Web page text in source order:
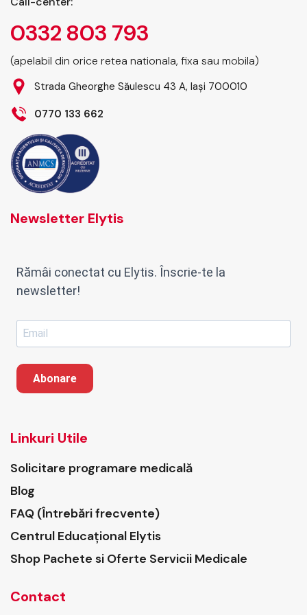
afecțiunilor oculare la
copii. De ce sunt
controalele
oftalmologice…
0332 803 793
(apelabil din orice retea nationala, fixa sau mobila)
Strada Gheorghe Săulescu 43 A, Iași 700010
0770 133 662
Newsletter Elytis
Rămâi conectat cu Elytis. Înscrie-te la
newsletter!
Abonare
Linkuri Utile
Solicitare programare medicală
Blog
FAQ (Întrebări frecvente)
Centrul Educațional Elytis
Shop Pachete si Oferte Servicii Medicale
Contact